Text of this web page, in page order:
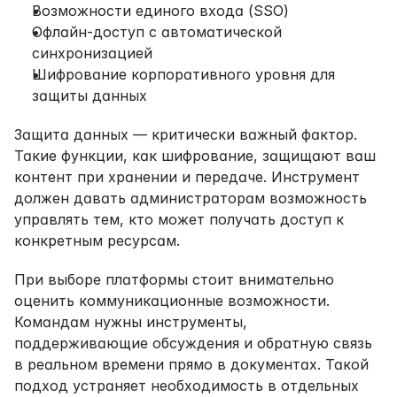
Возможности единого входа (SSO)
Офлайн-доступ с автоматической
синхронизацией
Шифрование корпоративного уровня для
защиты данных
Защита данных — критически важный фактор.
Такие функции, как шифрование, защищают ваш
контент при хранении и передаче. Инструмент
должен давать администраторам возможность
управлять тем, кто может получать доступ к
конкретным ресурсам.
При выборе платформы стоит внимательно
оценить коммуникационные возможности.
Командам нужны инструменты,
поддерживающие обсуждения и обратную связь
в реальном времени прямо в документах. Такой
подход устраняет необходимость в отдельных